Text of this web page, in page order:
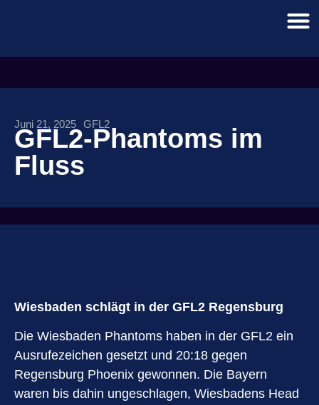
Juni 21, 2025 GFL2
GFL2-Phantoms im
Fluss
Wiesbaden schlägt in der GFL2 Regensburg
Die Wiesbaden Phantoms haben in der GFL2 ein
Ausrufezeichen gesetzt und 20:18 gegen
Regensburg Phoenix gewonnen. Die Bayern
waren bis dahin ungeschlagen, Wiesbadens Head